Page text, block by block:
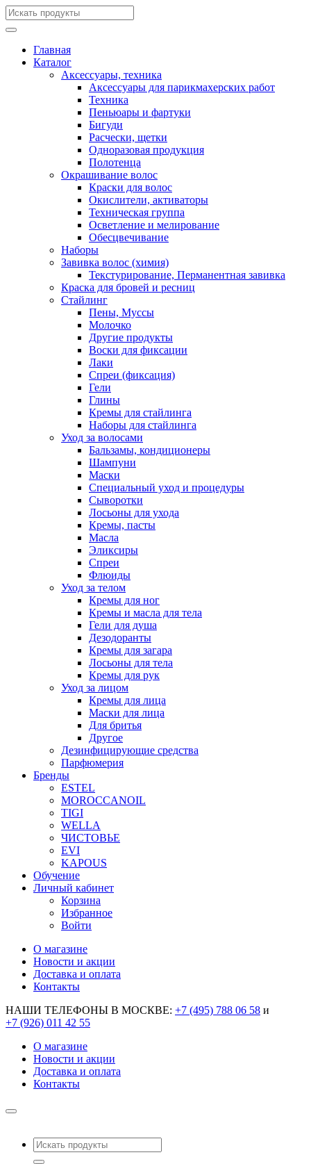
Главная
Каталог
Аксессуары, техника
Аксессуары для парикмахерских работ
Техника
Пеньюары и фартуки
Бигуди
Расчески, щетки
Одноразовая продукция
Полотенца
Окрашивание волос
Краски для волос
Окислители, активаторы
Техническая группа
Осветление и мелирование
Обесцвечивание
Наборы
Завивка волос (химия)
Текстурирование, Перманентная завивка
Краска для бровей и ресниц
Стайлинг
Пены, Муссы
Молочко
Другие продукты
Воски для фиксации
Лаки
Спреи (фиксация)
Гели
Глины
Кремы для стайлинга
Наборы для стайлинга
Уход за волосами
Бальзамы, кондиционеры
Шампуни
Маски
Специальный уход и процедуры
Сыворотки
Лосьоны для ухода
Кремы, пасты
Масла
Эликсиры
Спреи
Флюиды
Уход за телом
Кремы для ног
Кремы и масла для тела
Гели для душа
Дезодоранты
Кремы для загара
Лосьоны для тела
Кремы для рук
Уход за лицом
Кремы для лица
Маски для лица
Для бритья
Другое
Дезинфицирующие средства
Парфюмерия
Бренды
ESTEL
MOROCCANOIL
TIGI
WELLA
ЧИСТОВЬЕ
EVI
KAPOUS
Обучение
Личный кабинет
Корзина
Избранное
Войти
О магазине
Новости и акции
Доставка и оплата
Контакты
НАШИ ТЕЛЕФОНЫ В МОСКВЕ: +7 (495) 788 06 58 и
+7 (926) 011 42 55
О магазине
Новости и акции
Доставка и оплата
Контакты